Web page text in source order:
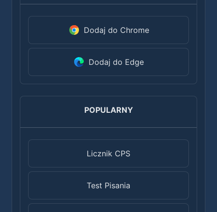
Dodaj do Chrome
Dodaj do Edge
POPULARNY
Licznik CPS
Test Pisania